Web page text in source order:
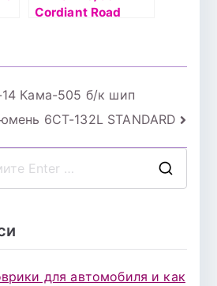
Cordiant Road
Кама-505 б/к шип
6СТ-132L STANDARD
для автомобиля и как